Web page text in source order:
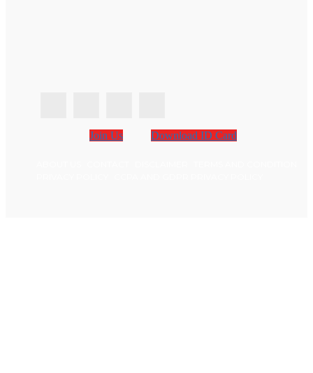
Join Us Download ID Card